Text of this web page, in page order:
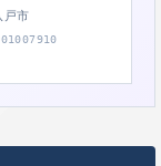
戸市